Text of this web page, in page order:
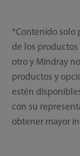
*Contenido solo
de los productos
otro y Mindray
productos y
estén
con su
obtener mayor